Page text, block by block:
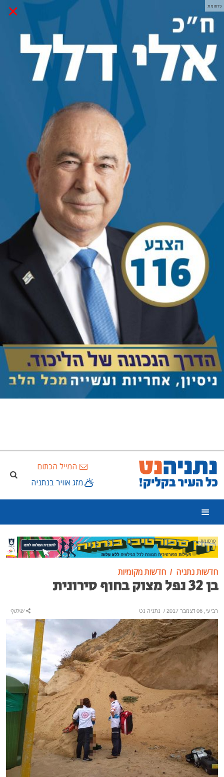
× פרסומת
המייל הכתום
מזג אוויר בנתניה
פרסומת
חדשות נתניה חדשות מקומיות
בן 32 נפל מצוק בחוף סירונית
רביעי, 06 דצמבר 2017 / נתניה נט שיתוף